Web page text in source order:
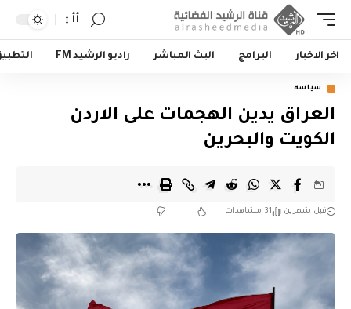
أأ
اخر الاخبار البرامج البث المباشر راديو الرشيد FM
سياسة
العراق يدين الهجمات على الاردن
الكويت والبحرين
قبل شهرين 31 مشاهدات